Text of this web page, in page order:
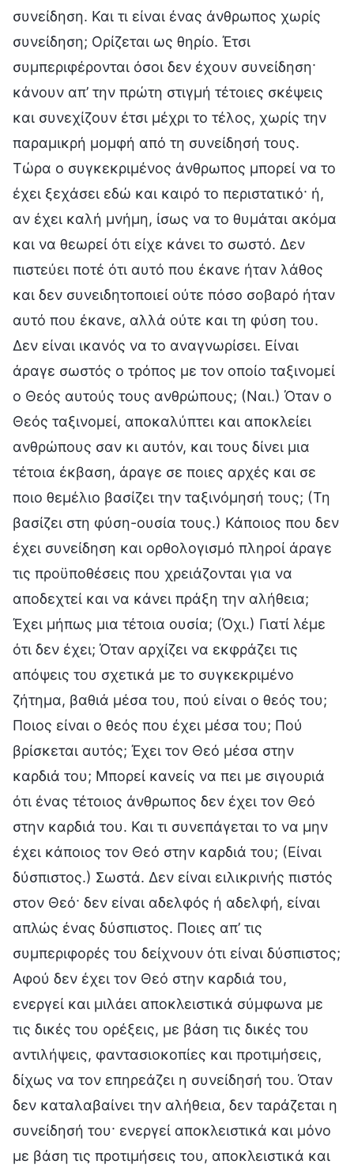
συνείδηση. Και τι είναι ένας άνθρωπος χωρίς
συνείδηση; Ορίζεται ως θηρίο. Έτσι
συμπεριφέρονται όσοι δεν έχουν συνείδηση·
κάνουν απ’ την πρώτη στιγμή τέτοιες σκέψεις
και συνεχίζουν έτσι μέχρι το τέλος, χωρίς την
παραμικρή μομφή από τη συνείδησή τους.
Τώρα ο συγκεκριμένος άνθρωπος μπορεί να το
έχει ξεχάσει εδώ και καιρό το περιστατικό· ή,
αν έχει καλή μνήμη, ίσως να το θυμάται ακόμα
και να θεωρεί ότι είχε κάνει το σωστό. Δεν
πιστεύει ποτέ ότι αυτό που έκανε ήταν λάθος
και δεν συνειδητοποιεί ούτε πόσο σοβαρό ήταν
αυτό που έκανε, αλλά ούτε και τη φύση του.
Δεν είναι ικανός να το αναγνωρίσει. Είναι
άραγε σωστός ο τρόπος με τον οποίο ταξινομεί
ο Θεός αυτούς τους ανθρώπους; (Ναι.) Όταν ο
Θεός ταξινομεί, αποκαλύπτει και αποκλείει
ανθρώπους σαν κι αυτόν, και τους δίνει μια
τέτοια έκβαση, άραγε σε ποιες αρχές και σε
ποιο θεμέλιο βασίζει την ταξινόμησή τους; (Τη
βασίζει στη φύση-ουσία τους.) Κάποιος που δεν
έχει συνείδηση και ορθολογισμό πληροί άραγε
τις προϋποθέσεις που χρειάζονται για να
αποδεχτεί και να κάνει πράξη την αλήθεια;
Έχει μήπως μια τέτοια ουσία; (Όχι.) Γιατί λέμε
ότι δεν έχει; Όταν αρχίζει να εκφράζει τις
απόψεις του σχετικά με το συγκεκριμένο
ζήτημα, βαθιά μέσα του, πού είναι ο θεός του;
Ποιος είναι ο θεός που έχει μέσα του; Πού
βρίσκεται αυτός; Έχει τον Θεό μέσα στην
καρδιά του; Μπορεί κανείς να πει με σιγουριά
ότι ένας τέτοιος άνθρωπος δεν έχει τον Θεό
στην καρδιά του. Και τι συνεπάγεται το να μην
έχει κάποιος τον Θεό στην καρδιά του; (Είναι
δύσπιστος.) Σωστά. Δεν είναι ειλικρινής πιστός
στον Θεό· δεν είναι αδελφός ή αδελφή, είναι
απλώς ένας δύσπιστος. Ποιες απ’ τις
συμπεριφορές του δείχνουν ότι είναι δύσπιστος;
Αφού δεν έχει τον Θεό στην καρδιά του,
ενεργεί και μιλάει αποκλειστικά σύμφωνα με
τις δικές του ορέξεις, με βάση τις δικές του
αντιλήψεις, φαντασιοκοπίες και προτιμήσεις,
δίχως να τον επηρεάζει η συνείδησή του. Όταν
δεν καταλαβαίνει την αλήθεια, δεν ταράζεται η
συνείδησή του· ενεργεί αποκλειστικά και μόνο
με βάση τις προτιμήσεις του, αποκλειστικά και